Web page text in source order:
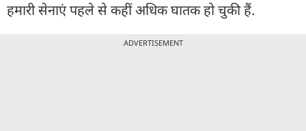
हमारी सेनाएं पहले से कहीं अधिक घातक हो चुकी हैं.
ADVERTISEMENT